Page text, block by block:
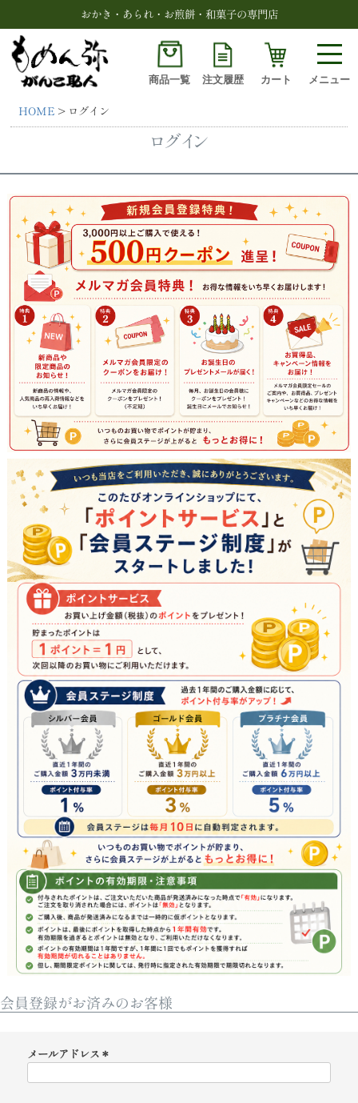
おかき・あられ・お煎餅・和菓子の専門店
商品一覧 注文履歴 カート メニュー
検索
HOME ログイン
ログイン
会員登録がお済みのお客様
メールアドレス